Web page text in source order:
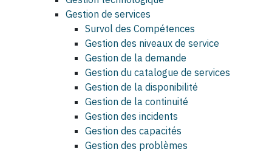
Gestion de services
Survol des Compétences
Gestion des niveaux de service
Gestion de la demande
Gestion du catalogue de services
Gestion de la disponibilité
Gestion de la continuité
Gestion des incidents
Gestion des capacités
Gestion des problèmes